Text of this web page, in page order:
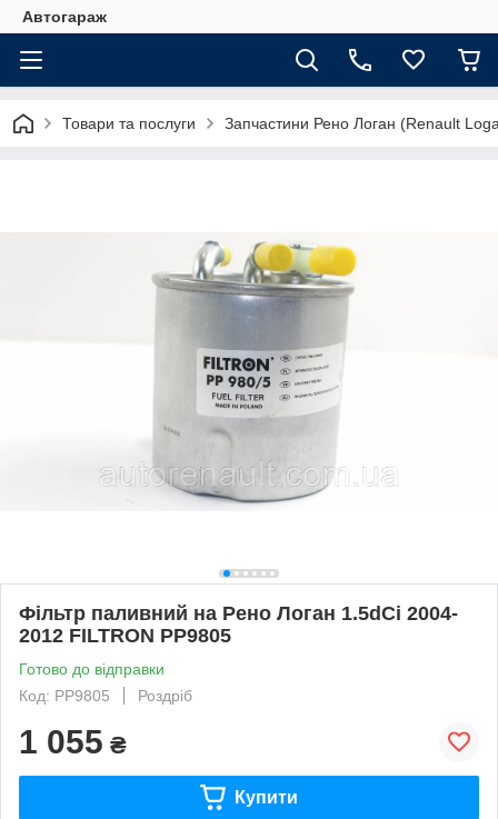
Автогараж
Товари та послуги Запчастини Рено Логан (Renault
Фільтр паливний на Рено Логан 1.5dCi 2004-
2012 FILTRON PP9805
Готово до відправки
Код: PP9805
Роздріб
1 055 ₴
Купити